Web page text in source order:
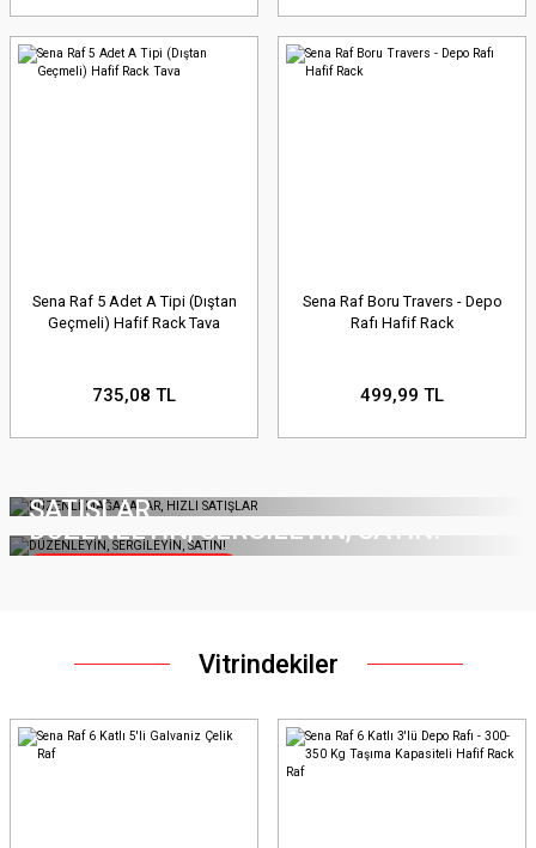
Sena Raf 5 Adet A Tipi (Dıştan
Geçmeli) Hafif Rack Tava
735,08 TL
Sena Raf Boru Travers - Depo
Rafı Hafif Rack
499,99 TL
SATIŞLAR
Hemen Keşfet!
DÜZENLEYİN, SERGİLEYİN, SATIN!
Vitrindekiler